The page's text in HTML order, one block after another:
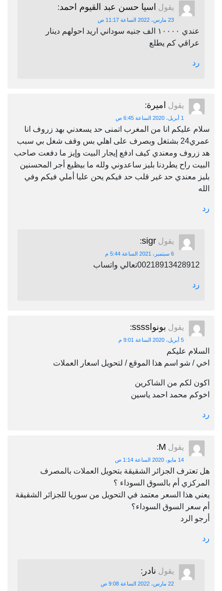
يقول اسيا حسن عبد القيوم احمد:
23 مارس، 2022 الساعة 11:17 ص
عندي ١٠٠٠٠ الف جنيه سوداني اريد احولهم دينار
عراقي كم يطلع
رد
يقول اميرة:
1 أبريل، 2020 الساعة 6:45 ص
سلام عليكم انا من المغرب اتمنى حد يسعدني بهد زروف انا
عمري24 بشتغل وبصرف على اهلي بس وقف شغل بي سبب
هد زروف ومعندي كيف ادفع إيجار البيت وإيز ما دفعت صاحب
البيت راح يطردنا بليز ساعدوني ولله ما بيظيع أجر المحسنين
بليز معندي حد غير قلب حد فيكم يحن عليا أملي فيكم وفي
الله
رد
يقول sigr
:
6 سبتمبر، 2021 الساعة 5:44 م
00218913428912تعالي واتساب
رد
يقول بونواssss :
5 أبريل، 2020 الساعة 9:01 م
السلام عليكم
اخي / شو اسم هذا الموقع / لتحويل اسعار العملات
اكون لكم من الشاكرين
اخوكم محمد احمد ياسين
رد
يقول M
:
14 مايو، 2020 الساعة 1:14 ص
هل تعترف الجزائر الشقيقة بتحويل العملات بالمصرف
المركزي أم بالسوق السوداء ؟
يعني هذا السعر معتمد في التحويل من سوريا للجزائر الشقيقة
أم سعر السوق السوداء؟
أرجو الرد
رد
يقول نادر :
22 مارس، 2022 الساعة 9:08 ص